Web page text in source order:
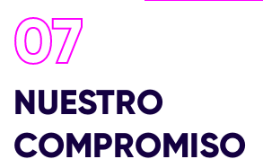
07
NUESTRO
COMPROMISO